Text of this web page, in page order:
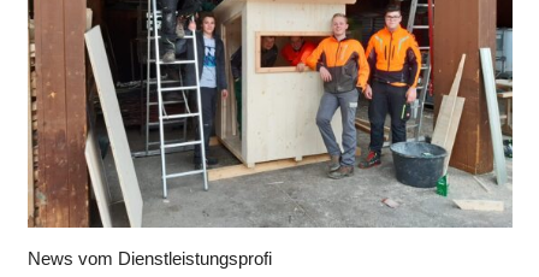
News vom Dienstleistungsprofi